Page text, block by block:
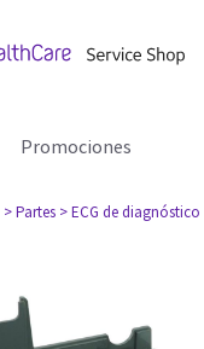
Promociones
> Partes > ECG de diagnóstico